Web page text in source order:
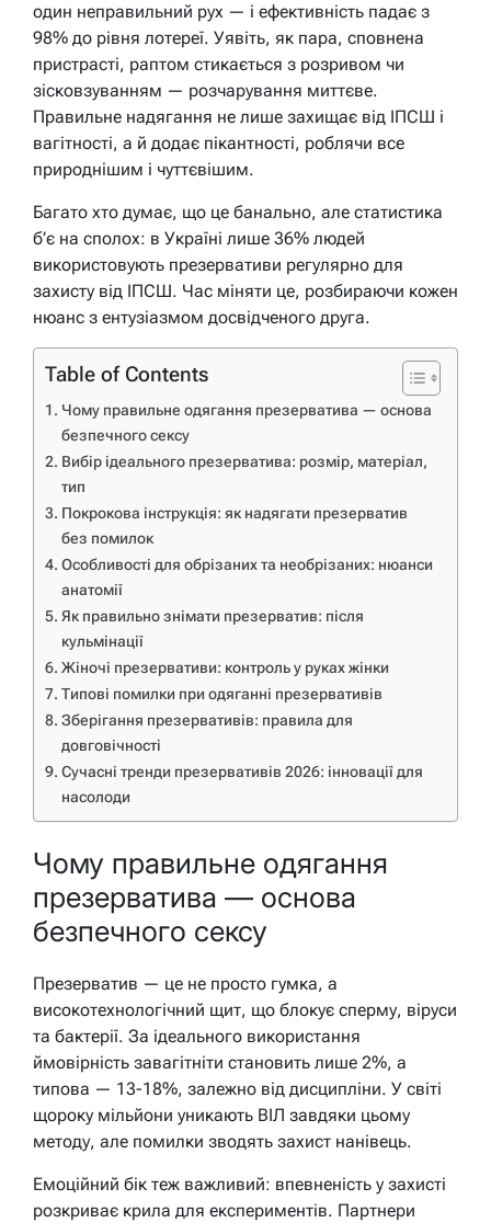
один неправильний рух — і ефективність падає з
98% до рівня лотереї. Уявіть, як пара, сповнена
пристрасті, раптом стикається з розривом чи
зісковзуванням — розчарування миттєве.
Правильне надягання не лише захищає від ІПСШ і
вагітності, а й додає пікантності, роблячи все
природнішим і чуттєвішим.
Багато хто думає, що це банально, але статистика
б’є на сполох: в Україні лише 36% людей
використовують презервативи регулярно для
захисту від ІПСШ. Час міняти це, розбираючи кожен
нюанс з ентузіазмом досвідченого друга.
Table of Contents
Чому правильне одягання презерватива — основа
безпечного сексу
Вибір ідеального презерватива: розмір, матеріал,
тип
Покрокова інструкція: як надягати презерватив
без помилок
Особливості для обрізаних та необрізаних: нюанси
анатомії
Як правильно знімати презерватив: після
кульмінації
Жіночі презервативи: контроль у руках жінки
Типові помилки при одяганні презервативів
Зберігання презервативів: правила для
довговічності
Сучасні тренди презервативів 2026: інновації для
насолоди
Чому правильне одягання
презерватива — основа
безпечного сексу
Презерватив — це не просто гумка, а
високотехнологічний щит, що блокує сперму, віруси
та бактерії. За ідеального використання
ймовірність завагітніти становить лише 2%, а
типова — 13-18%, залежно від дисципліни. У світі
щороку мільйони уникають ВІЛ завдяки цьому
методу, але помилки зводять захист нанівець.
Емоційний бік теж важливий: впевненість у захисті
розкриває крила для експериментів. Партнери